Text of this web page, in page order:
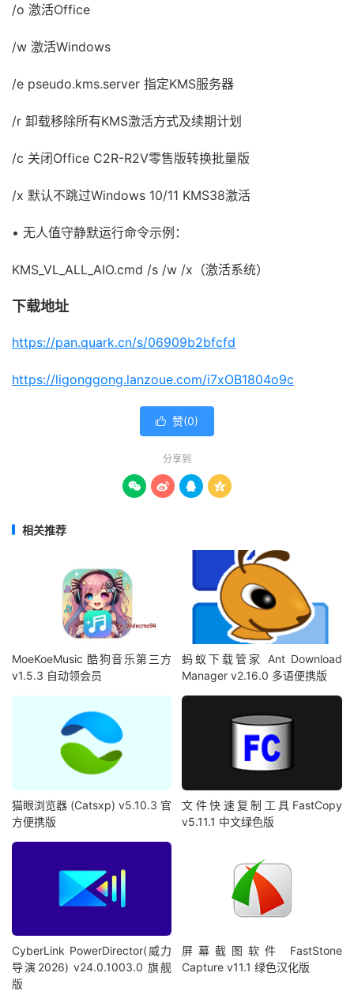
/o 激活Office
/w 激活Windows
/e pseudo.kms.server 指定KMS服务器
/r 卸载移除所有KMS激活方式及续期计划
/c 关闭Office C2R-R2V零售版转换批量版
/x 默认不跳过Windows 10/11 KMS38激活
• 无人值守静默运行命令示例：
KMS_VL_ALL_AIO.cmd /s /w /x（激活系统）
下载地址
https://pan.quark.cn/s/06909b2bfcfd
https://ligonggong.lanzoue.com/i7xOB1804o9c
 赞(0)
分享到
   
相关推荐
MoeKoeMusic 酷狗音乐第三方
v1.5.3 自动领会员
蚂蚁下载管家 Ant Download
Manager v2.16.0 多语便携版
猫眼浏览器 (Catsxp) v5.10.3 官
方便携版
文件快速复制工具FastCopy
v5.11.1 中文绿色版
CyberLink PowerDirector(威力
导演2026) v24.0.1003.0 旗舰
版
屏幕截图软件 FastStone
Capture v11.1 绿色汉化版